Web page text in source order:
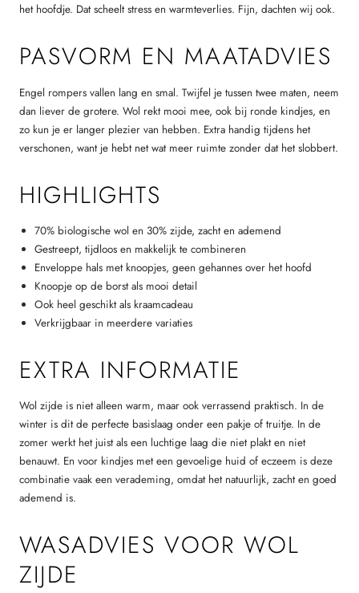
het hoofdje. Dat scheelt stress en warmteverlies. Fijn, dachten wij ook.
PASVORM EN MAATADVIES
Engel rompers vallen lang en smal. Twijfel je tussen twee maten, neem
dan liever de grotere. Wol rekt mooi mee, ook bij ronde kindjes, en
zo kun je er langer plezier van hebben. Extra handig tijdens het
verschonen, want je hebt net wat meer ruimte zonder dat het slobbert.
HIGHLIGHTS
70% biologische wol en 30% zijde, zacht en ademend
Gestreept, tijdloos en makkelijk te combineren
Enveloppe hals met knoopjes, geen gehannes over het hoofd
Knoopje op de borst als mooi detail
Ook heel geschikt als kraamcadeau
Verkrijgbaar in meerdere variaties
EXTRA INFORMATIE
Wol zijde is niet alleen warm, maar ook verrassend praktisch. In de
winter is dit de perfecte basislaag onder een pakje of truitje. In de
zomer werkt het juist als een luchtige laag die niet plakt en niet
benauwt. En voor kindjes met een gevoelige huid of eczeem is deze
combinatie vaak een verademing, omdat het natuurlijk, zacht en goed
ademend is.
WASADVIES VOOR WOL
ZIJDE